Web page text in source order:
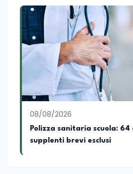
08/08/2026
Polizza sanitaria scuola:
supplenti brevi esclusi